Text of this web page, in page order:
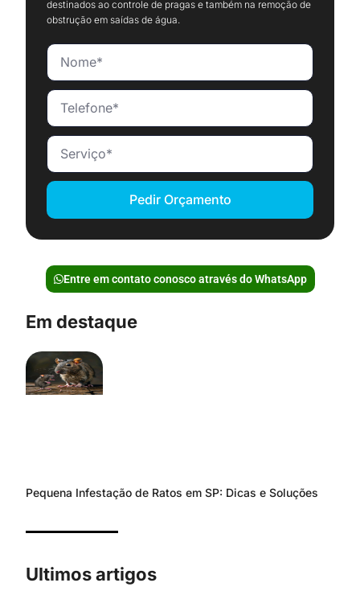
destinados ao controle de pragas e também na remoção de
obstrução em saídas de água.
Pedir Orçamento
Entre em contato conosco através do WhatsApp
Em destaque
Pequena Infestação de Ratos em SP: Dicas e Soluções
Ultimos artigos